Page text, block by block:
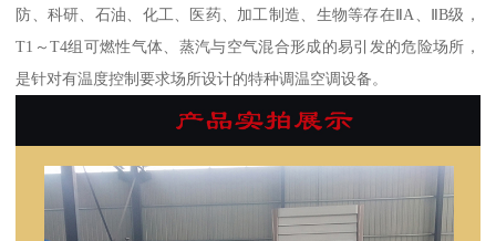
防、科研、石油、化工、医药、加工制造、生物等存在ⅡA、ⅡB级，
T1～T4组可燃性气体、蒸汽与空气混合形成的易引发的危险场所，
是针对有温度控制要求场所设计的特种调温空调设备。